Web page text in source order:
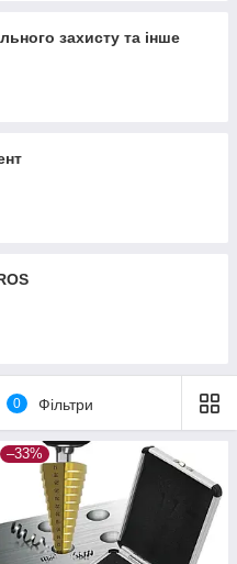
захисту та інше
0 Фільтри
–33%